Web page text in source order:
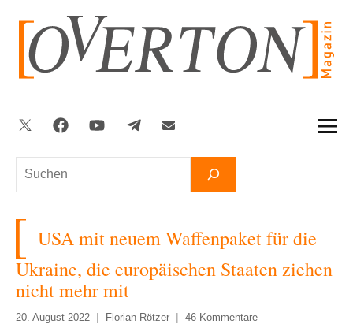
springen
Suchen
Twitter FacebookYouTubeTelegram
USA mit neuem Waffenpaket für die
Ukraine, die europäischen Staaten ziehen
nicht mehr mit
20. August 2022 Florian Rötzer 46 Kommentare